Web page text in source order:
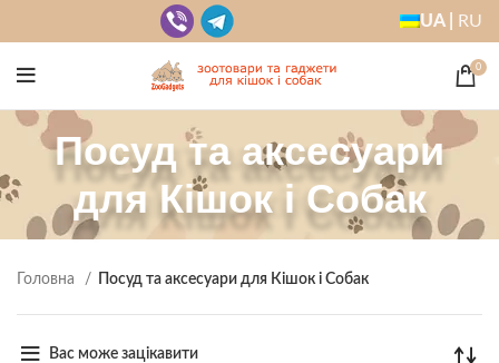
UA | RU
0
Посуд та аксесуари
для Кішок і Собак
Головна Посуд та аксесуари для Кішок і Собак
Вас може зацікавити